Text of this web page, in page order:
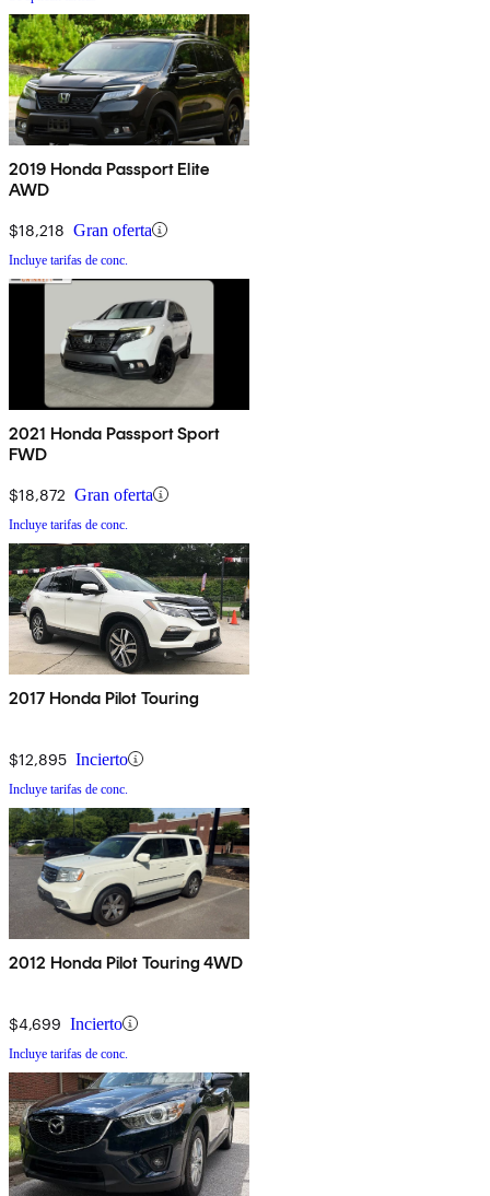
2019 Honda Passport Elite
AWD
$18,218 Gran oferta
Incluye tarifas de conc.
2021 Honda Passport Sport
FWD
$18,872 Gran oferta
Incluye tarifas de conc.
2017 Honda Pilot Touring
$12,895 Incierto
Incluye tarifas de conc.
2012 Honda Pilot Touring 4WD
$4,699 Incierto
Incluye tarifas de conc.